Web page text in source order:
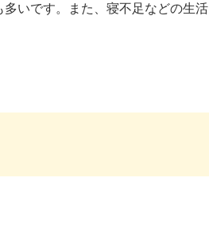
いです。また、寝不足などの生